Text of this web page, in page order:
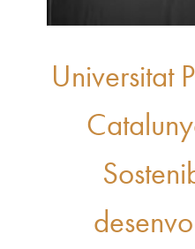
Universitat